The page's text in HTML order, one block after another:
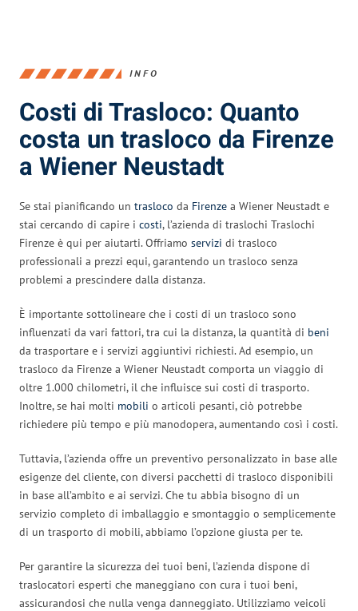
INFO
Costi di Trasloco: Quanto
costa un trasloco da Firenze
a Wiener Neustadt
Se stai pianificando un trasloco da Firenze a Wiener Neustadt e
stai cercando di capire i costi, l’azienda di traslochi Traslochi
Firenze è qui per aiutarti. Offriamo servizi di trasloco
professionali a prezzi equi, garantendo un trasloco senza
problemi a prescindere dalla distanza.
È importante sottolineare che i costi di un trasloco sono
influenzati da vari fattori, tra cui la distanza, la quantità di beni
da trasportare e i servizi aggiuntivi richiesti. Ad esempio, un
trasloco da Firenze a Wiener Neustadt comporta un viaggio di
oltre 1.000 chilometri, il che influisce sui costi di trasporto.
Inoltre, se hai molti mobili o articoli pesanti, ciò potrebbe
richiedere più tempo e più manodopera, aumentando così i costi.
Tuttavia, l’azienda offre un preventivo personalizzato in base alle
esigenze del cliente, con diversi pacchetti di trasloco disponibili
in base all’ambito e ai servizi. Che tu abbia bisogno di un
servizio completo di imballaggio e smontaggio o semplicemente
di un trasporto di mobili, abbiamo l’opzione giusta per te.
Per garantire la sicurezza dei tuoi beni, l’azienda dispone di
traslocatori esperti che maneggiano con cura i tuoi beni,
assicurandosi che nulla venga danneggiato. Utilizziamo veicoli